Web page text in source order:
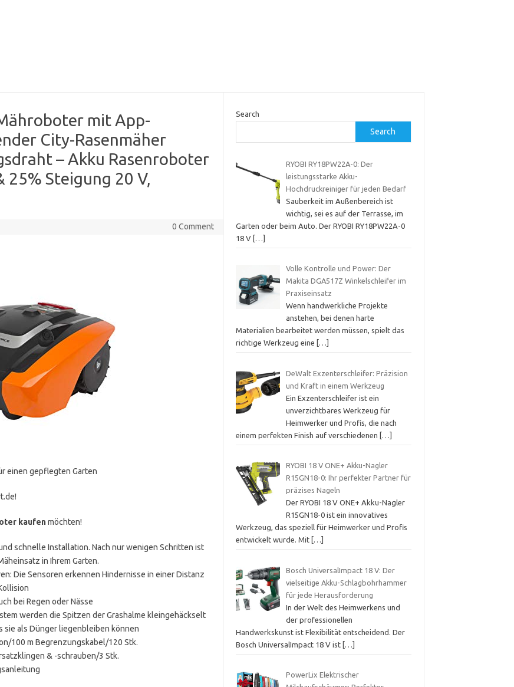
mit App-
City-Rasenmäher
– Akku Rasenroboter
25% Steigung 20 V,
0 Comment
einen gepflegten Garten
kaufenmöchten!
schnelle Installation. Nach nur wenigen Schritten ist
in Ihrem Garten.
Die Sensoren erkennen Hindernisse in einer Distanz
bei Regen oder Nässe
werden die Spitzen der Grashalme kleingehäckselt
sie als Dünger liegenbleiben können
100 m Begrenzungskabel/120 Stk.
& -schrauben/3 Stk.
Search
Search
RYOBI RY18PW22A-0: Der
leistungsstarke Akku-
Hochdruckreiniger für jeden Bedarf
Sauberkeit im Außenbereich ist
wichtig, sei es auf der Terrasse, im
Garten oder beim Auto. Der RYOBI RY18PW22A-0
18 V […]
Volle Kontrolle und Power: Der
Makita DGA517Z Winkelschleifer im
Praxiseinsatz
Wenn handwerkliche Projekte
anstehen, bei denen harte
Materialien bearbeitet werden müssen, spielt das
richtige Werkzeug eine
[…]
DeWalt Exzenterschleifer: Präzision
und Kraft in einem Werkzeug
Ein Exzenterschleifer ist ein
unverzichtbares Werkzeug für
Heimwerker und Profis, die nach
einem perfekten Finish auf verschiedenen
[…]
RYOBI 18 V ONE+ Akku-Nagler
R15GN18-0: Ihr perfekter Partner für
präzises Nageln
Der RYOBI 18 V ONE+ Akku-Nagler
R15GN18-0 ist ein innovatives
Werkzeug, das speziell für Heimwerker und Profis
entwickelt wurde. Mit […]
Bosch UniversalImpact 18 V: Der
vielseitige Akku-Schlagbohrhammer
für jede Herausforderung
In der Welt des Heimwerkens und
der professionellen
Handwerkskunst ist Flexibilität entscheidend. Der
Bosch UniversalImpact 18 V ist […]
PowerLix Elektrischer